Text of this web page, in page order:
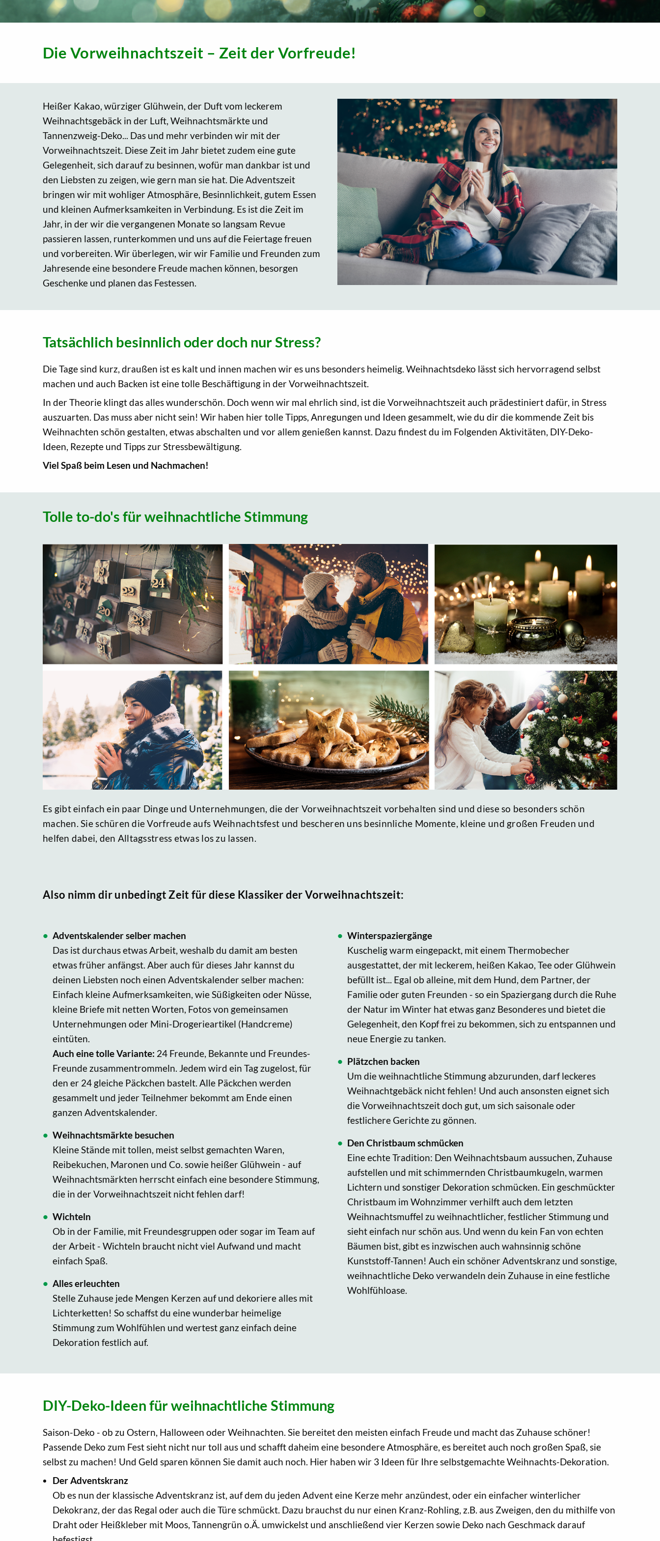
Die Vorweihnachtszeit – Zeit der Vorfreude!
Heißer Kakao, würziger Glühwein, der Duft vom leckerem
Weihnachtsgebäck in der Luft, Weihnachtsmärkte und
Tannenzweig-Deko... Das und mehr verbinden wir mit der
Vorweihnachtszeit. Diese Zeit im Jahr bietet zudem eine gute
Gelegenheit, sich darauf zu besinnen, wofür man dankbar ist und
den Liebsten zu zeigen, wie gern man sie hat. Die Adventszeit
bringen wir mit wohliger Atmosphäre, Besinnlichkeit, gutem Essen
und kleinen Aufmerksamkeiten in Verbindung. Es ist die Zeit im
Jahr, in der wir die vergangenen Monate so langsam Revue
passieren lassen, runterkommen und uns auf die Feiertage freuen
und vorbereiten. Wir überlegen, wir wir Familie und Freunden zum
Jahresende eine besondere Freude machen können, besorgen
Geschenke und planen das Festessen.
Tatsächlich besinnlich oder doch nur Stress?
Die Tage sind kurz, draußen ist es kalt und innen machen wir es uns besonders heimelig. Weihnachtsdeko lässt sich hervorragend selbst
machen und auch Backen ist eine tolle Beschäftigung in der Vorweihnachtszeit.
In der Theorie klingt das alles wunderschön. Doch wenn wir mal ehrlich sind, ist die Vorweihnachtszeit auch prädestiniert dafür, in Stress
auszuarten. Das muss aber nicht sein! Wir haben hier tolle Tipps, Anregungen und Ideen gesammelt, wie du dir die kommende Zeit bis
Weihnachten schön gestalten, etwas abschalten und vor allem genießen kannst. Dazu findest du im Folgenden Aktivitäten, DIY-Deko-
Ideen, Rezepte und Tipps zur Stressbewältigung.
Viel Spaß beim Lesen und Nachmachen!
Tolle to-do's für weihnachtliche Stimmung
Es gibt einfach ein paar Dinge und Unternehmungen, die der Vorweihnachtszeit vorbehalten sind und diese so besonders schön
machen. Sie schüren die Vorfreude aufs Weihnachtsfest und bescheren uns besinnliche Momente, kleine und großen Freuden und
helfen dabei, den Alltagsstress etwas los zu lassen.
Also nimm dir unbedingt Zeit für diese Klassiker der Vorweihnachtszeit:
Adventskalender selber machen
Das ist durchaus etwas Arbeit, weshalb du damit am besten
etwas früher anfängst. Aber auch für dieses Jahr kannst du
deinen Liebsten noch einen Adventskalender selber machen:
Einfach kleine Aufmerksamkeiten, wie Süßigkeiten oder Nüsse,
kleine Briefe mit netten Worten, Fotos von gemeinsamen
Unternehmungen oder Mini-Drogerieartikel (Handcreme)
eintüten.
Auch eine tolle Variante: 24 Freunde, Bekannte und Freundes-
Freunde zusammentrommeln. Jedem wird ein Tag zugelost, für
den er 24 gleiche Päckchen bastelt. Alle Päckchen werden
gesammelt und jeder Teilnehmer bekommt am Ende einen
ganzen Adventskalender.
Weihnachtsmärkte besuchen
Kleine Stände mit tollen, meist selbst gemachten Waren,
Reibekuchen, Maronen und Co. sowie heißer Glühwein - auf
Weihnachtsmärkten herrscht einfach eine besondere Stimmung,
die in der Vorweihnachtszeit nicht fehlen darf!
Wichteln
Ob in der Familie, mit Freundesgruppen oder sogar im Team auf
der Arbeit - Wichteln braucht nicht viel Aufwand und macht
einfach Spaß.
Alles erleuchten
Stelle Zuhause jede Mengen Kerzen auf und dekoriere alles mit
Lichterketten! So schaffst du eine wunderbar heimelige
Stimmung zum Wohlfühlen und wertest ganz einfach deine
Dekoration festlich auf.
Winterspaziergänge
Kuschelig warm eingepackt, mit einem Thermobecher
ausgestattet, der mit leckerem, heißen Kakao, Tee oder Glühwein
befüllt ist... Egal ob alleine, mit dem Hund, dem Partner, der
Familie oder guten Freunden - so ein Spaziergang durch die Ruhe
der Natur im Winter hat etwas ganz Besonderes und bietet die
Gelegenheit, den Kopf frei zu bekommen, sich zu entspannen und
neue Energie zu tanken.
Plätzchen backen
Um die weihnachtliche Stimmung abzurunden, darf leckeres
Weihnachtgebäck nicht fehlen! Und auch ansonsten eignet sich
die Vorweihnachtszeit doch gut, um sich saisonale oder
festlichere Gerichte zu gönnen.
Den Christbaum schmücken
Eine echte Tradition: Den Weihnachtsbaum aussuchen, Zuhause
aufstellen und mit schimmernden Christbaumkugeln, warmen
Lichtern und sonstiger Dekoration schmücken. Ein geschmückter
Christbaum im Wohnzimmer verhilft auch dem letzten
Weihnachtsmuffel zu weihnachtlicher, festlicher Stimmung und
sieht einfach nur schön aus. Und wenn du kein Fan von echten
Bäumen bist, gibt es inzwischen auch wahnsinnig schöne
Kunststoff-Tannen! Auch ein schöner Adventskranz und sonstige,
weihnachtliche Deko verwandeln dein Zuhause in eine festliche
Wohlfühloase.
DIY-Deko-Ideen für weihnachtliche Stimmung
Saison-Deko - ob zu Ostern, Halloween oder Weihnachten. Sie bereitet den meisten einfach Freude und macht das Zuhause schöner!
Passende Deko zum Fest sieht nicht nur toll aus und schafft daheim eine besondere Atmosphäre, es bereitet auch noch großen Spaß, sie
selbst zu machen! Und Geld sparen können Sie damit auch noch. Hier haben wir 3 Ideen für Ihre selbstgemachte Weihnachts-Dekoration.
Der Adventskranz
Ob es nun der klassische Adventskranz ist, auf dem du jeden Advent eine Kerze mehr anzündest, oder ein einfacher winterlicher
Dekokranz, der das Regal oder auch die Türe schmückt. Dazu brauchst du nur einen Kranz-Rohling, z.B. aus Zweigen, den du mithilfe von
Draht oder Heißkleber mit Moos, Tannengrün o.Ä. umwickelst und anschließend vier Kerzen sowie Deko nach Geschmack darauf